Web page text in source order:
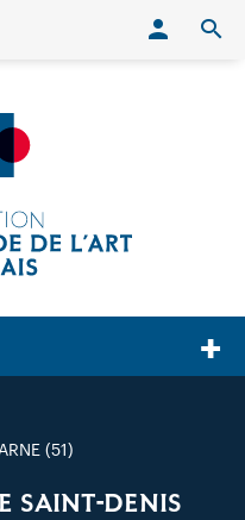
(51)
SAINT-DENIS